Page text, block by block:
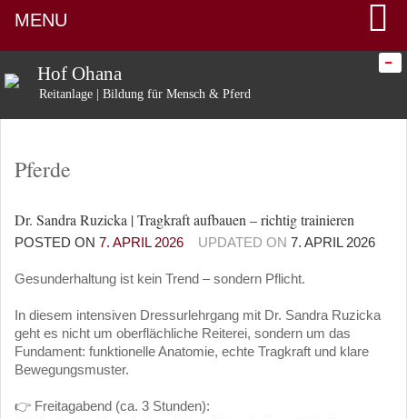
Hof Ohana
Reitanlage | Bildung für Mensch & Pferd
-
Pferde
Dr. Sandra Ruzicka | Tragkraft aufbauen – richtig trainieren
POSTED ON 7. APRIL 2026 UPDATED ON 7. APRIL 2026
Gesunderhaltung ist kein Trend – sondern Pflicht.
In diesem intensiven Dressurlehrgang mit Dr. Sandra Ruzicka
geht es nicht um oberflächliche Reiterei, sondern um das
Fundament: funktionelle Anatomie, echte Tragkraft und klare
Bewegungsmuster.
👉 Freitagabend (ca. 3 Stunden):
MENU